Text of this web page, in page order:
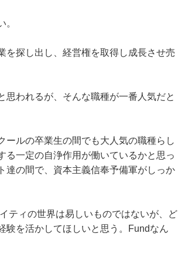
を探し出し、経営権を取得し成長させ売
われるが、そんな職種が一番人気だと
ールの卒業生の間でも大人気の職種らし
る一定の自浄作用が働いているかと思っ
達の間で、資本主義信奉予備軍がしっか
ティの世界は易しいものではないが、ど
験を活かしてほしいと思う。Fundなん